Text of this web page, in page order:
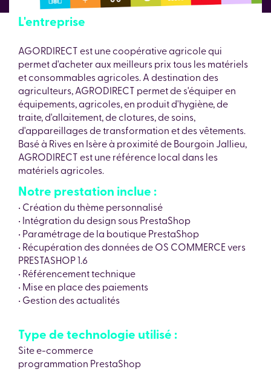
L'entreprise
AGORDIRECT est une coopérative agricole qui
permet d'acheter aux meilleurs prix tous les matériels
et consommables agricoles. A destination des
agriculteurs, AGRODIRECT permet de s'équiper en
équipements, agricoles, en produit d'hygiène, de
traite, d'allaitement, de clotures, de soins,
d'appareillages de transformation et des vêtements.
Basé à Rives en Isère à proximité de Bourgoin Jallieu,
AGRODIRECT est une référence local dans les
matériels agricoles.
Notre prestation inclue :
• Création du thème personnalisé
• Intégration du design sous PrestaShop
• Paramétrage de la boutique PrestaShop
• Récupération des données de OS COMMERCE vers
PRESTASHOP 1.6
• Référencement technique
• Mise en place des paiements
• Gestion des actualités
Type de technologie utilisé :
Site e-commerce
programmation PrestaShop